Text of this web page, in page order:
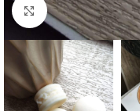
Agrandir